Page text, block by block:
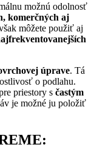
možnú odolnosť
komerčných aj
môžete použiť aj
úprave. Tá
o podlahu.
priestory s častým
je možné ju položiť